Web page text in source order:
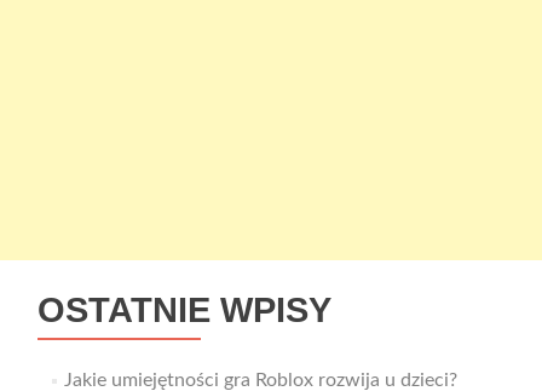
OSTATNIE WPISY
Jakie umiejętności gra Roblox rozwija u dzieci?